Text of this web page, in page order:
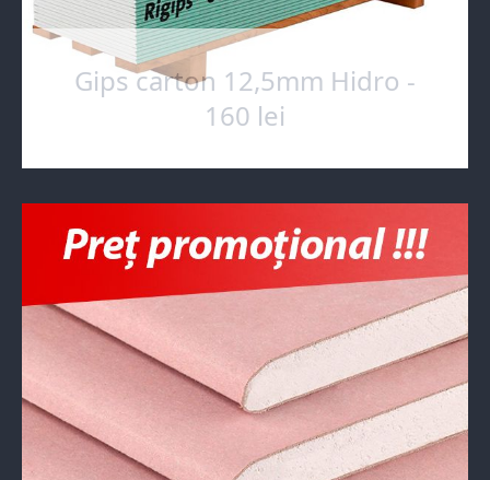
Gips carton 12,5mm Hidro -
160 lei